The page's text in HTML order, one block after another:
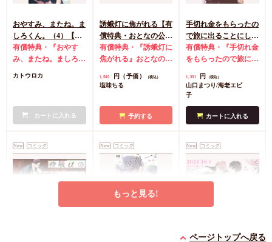
おやすみ、またね。ま
しろくん。（4）【有
償特典・おとなの公式
同人誌】【8/7締切！
選)】
有償特典・『おやす
み、またね。ましろく
公式同人誌
店舗共通特典ペーパー
初版限定カメラロール
カトウロカ
カートに入れる
誘蛾灯に焦がれる【有
償特典・おとなの公式
同人誌】
有償特典・『誘蛾灯に
焦がれる』おとなの公
典漫画ペーパー
1,540 円（予価） （税込）
塩味ちる
予約する
手切れ金をもらったの
で旅に出ることにした
（1）【有償特典・漫
画＆SS小冊子】
有償特典・『手切れ金
をもらったので旅に出
漫画＆SS12P小冊子
ミコミ特典漫画＆SS
リーフレット 店舗共
通特典マンガカード
1,331 円 （税込）
山口まつり/海老エビ
子
カートに入れる
New コミック New コミック New コミック
セブンティーンシロッ
もっと見る!
ページトップへ戻る